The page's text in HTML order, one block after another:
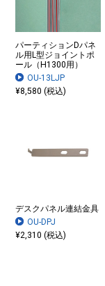
パーティションDパネ
ル用L型ジョイントポ
ール（H1300用）
OU-13LJP
¥8,580 (税込)
デスクパネル連結金具
OU-DPJ
¥2,310 (税込)